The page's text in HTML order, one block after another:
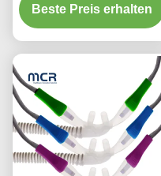
verschiedenen
Sauerstoffquellen
Sauerstofftherapie-Gerät
Beste Preis erhalten